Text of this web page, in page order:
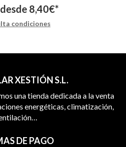
8,40€*
condiciones
XESTIÓN S.L.
una tienda dedicada a la venta
energéticas, climatización,
DE PAGO